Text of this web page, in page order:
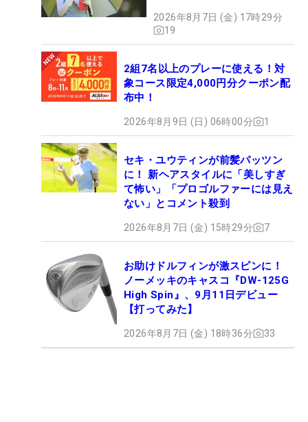
2026年8月7日 (金) 17時29分
19
2組7名以上のプレーに使える！対
象コース限定4,000円分クーポン配
布中！
2026年8月9日 (日) 06時00分 1
セキ・ユウティンが前髪パッツン
に！ 新ヘアスタイルに「美しすぎ
て怖い」「プロゴルファーには見え
ない」とコメント殺到
2026年8月7日 (金) 15時29分 7
お助けドルフィンが激スピンに！
ノーメッキのキャスコ『DW-125G
High Spin』、9月11日デビュー
【打ってみた】
2026年8月7日 (金) 18時36分 33